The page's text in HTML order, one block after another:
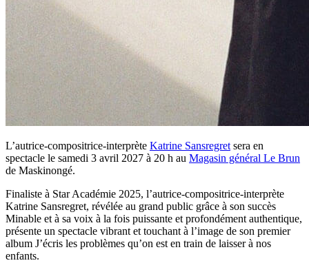
L’autrice-compositrice-interprète Katrine Sansregret sera en
spectacle le samedi 3 avril 2027 à 20 h au Magasin général Le Brun
de Maskinongé.
Finaliste à Star Académie 2025, l’autrice-compositrice-interprète
Katrine Sansregret, révélée au grand public grâce à son succès
Minable et à sa voix à la fois puissante et profondément authentique,
présente un spectacle vibrant et touchant à l’image de son premier
album J’écris les problèmes qu’on est en train de laisser à nos
enfants.